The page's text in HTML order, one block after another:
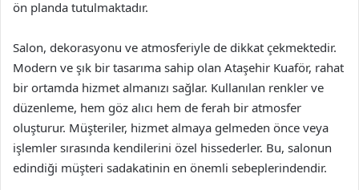
ön planda tutulmaktadır.
Salon, dekorasyonu ve atmosferiyle de dikkat çekmektedir.
Modern ve şık bir tasarıma sahip olan Ataşehir Kuaför, rahat
bir ortamda hizmet almanızı sağlar. Kullanılan renkler ve
düzenleme, hem göz alıcı hem de ferah bir atmosfer
oluşturur. Müşteriler, hizmet almaya gelmeden önce veya
işlemler sırasında kendilerini özel hissederler. Bu, salonun
edindiği müşteri sadakatinin en önemli sebeplerindendir.